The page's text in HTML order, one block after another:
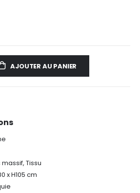
AJOUTER AU PANIER
massif, Tissu
x H105 cm